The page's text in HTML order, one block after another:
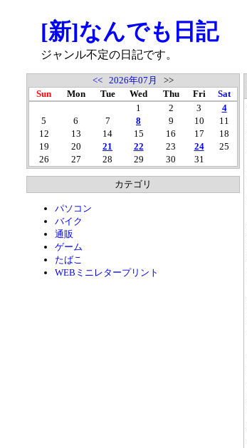
[新]なんでも日記
ジャンル不定の日記です。
<< 2026年07月
>>
Sun
Mon Tue Wed Thu Fri
Sat
1
2 3
4
5
6 7 8 9 10
11
12
13 14 15 16 17
18
19
20 21 22 23 24
25
26
27 28 29 30 31
カテゴリ
パソコン
バイク
通販
ゲーム
たばこ
WEBミニレタープリント